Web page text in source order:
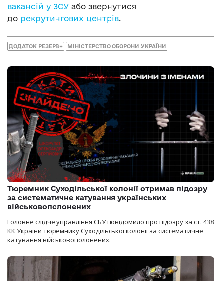
вакансій у ЗСУ або звернутися
до рекрутингових центрів.
ДОДАТОК РЕЗЕРВ+ МІНІСТЕРСТВО ОБОРОНИ УКРАЇНИ
Тюремник Суходільської колонії отримав підозру
за систематичне катування українських
військовополонених
Головне слідче управління СБУ повідомило про підозру за ст. 438
КК України тюремнику Суходільської колонії за систематичне
катування військовополонених.